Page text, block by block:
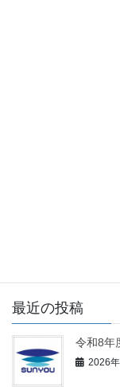
稿
の
ペ
ー
ジ
最近の投稿
令和8年
2026